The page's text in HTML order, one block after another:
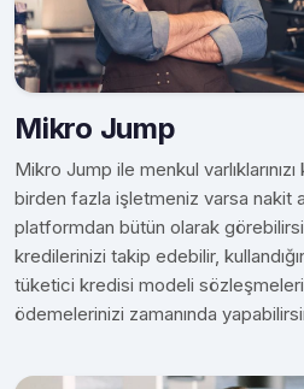
Mikro Jump
Mikro Jump ile menkul
birden fazla işletmeniz varsa nakit
platformdan bütün olarak
kredilerinizi takip edebilir,
tüketici kredisi modeli
ödemelerinizi zamanında